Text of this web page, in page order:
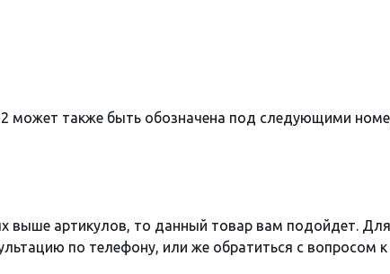
может также быть обозначена под следующими
выше артикулов, то данный товар вам подойдет.
по телефону, или же обратиться с вопросом к